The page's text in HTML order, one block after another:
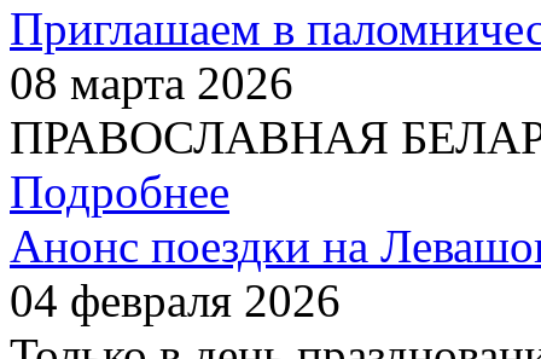
Приглашаем в
08 марта 2026
ПРАВОСЛАВНАЯ
Подробнее
Анонс поездки на
04 февраля 2026